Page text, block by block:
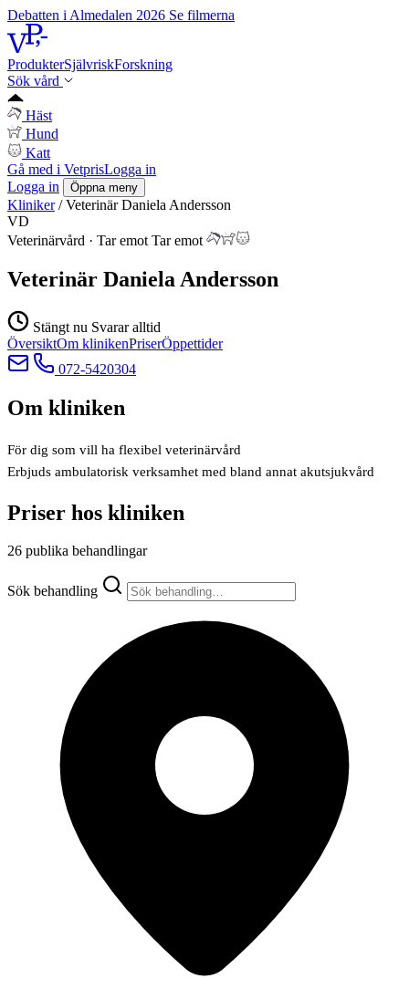
Debatten i Almedalen 2026 Se filmerna
ProdukterSjälvriskForskning
Sök vård
Häst
Hund
Katt
Gå med i VetprisLogga in
Logga in
Öppna meny
Kliniker / Veterinär Daniela Andersson
VD
Veterinärvård · Tar emot Tar emot
Veterinär Daniela Andersson
Stängt nu Svarar alltid
ÖversiktOm klinikenPriserÖppettider
072-5420304
Om kliniken
För dig som vill ha flexibel veterinärvård
Erbjuds ambulatorisk verksamhet med bland annat akutsjukvård
Priser hos kliniken
26 publika behandlingar
Sök behandling